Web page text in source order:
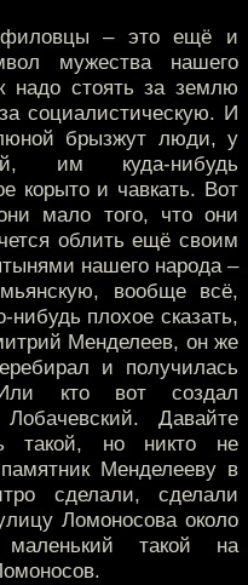
– это ещё и
мужества нашего
надо стоять за землю
социалистическую. И
брызжут люди, у
им куда-нибудь
корыто и чавкать. Вот
мало того, что они
облить ещё своим
нашего народа –
вообще всё,
нибудь плохое сказать,
Менделеев, он же
и получилась
Или кто вот создал
Давайте
такой, но никто не
Менделееву в
сделали, сделали
Ломоносова около
такой на